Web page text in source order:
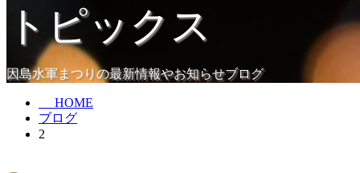
トピックス
因島水軍まつりの最新情報やお知らせブログ
HOME
ブログ
2